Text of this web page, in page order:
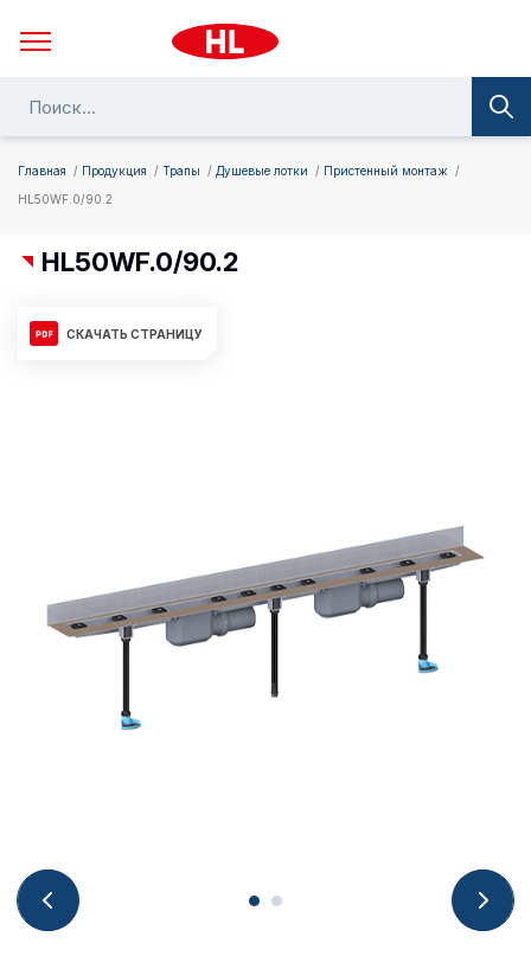
Главная Продукция Трапы Душевые лотки
Пристенный монтаж
HL50WF.0/90.2
HL50WF.0/90.2
СКАЧАТЬ СТРАНИЦУ